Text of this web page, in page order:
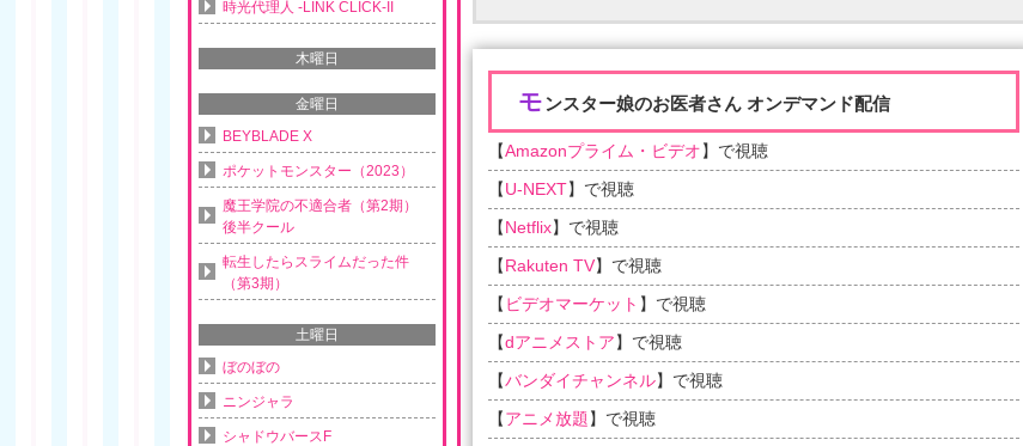
モンスター娘のお医者さん オンデマンド配信
【Amazonプライム・ビデオ】で視聴
【U-NEXT】で視聴
【Netflix】で視聴
【Rakuten TV】で視聴
【 ビデオマーケット 】で視聴
【dアニメストア】で視聴
【バンダイチャンネル】で視聴
【アニメ放題】で視聴
時光代理人 -LINK CLICK-II
木曜日
金曜日
BEYBLADE X
ポケットモンスター（2023）
魔王学院の不適合者（第2期）
後半クール
転生したらスライムだった件
（第3期）
土曜日
ぼのぼの
ニンジャラ
シャドウバースF